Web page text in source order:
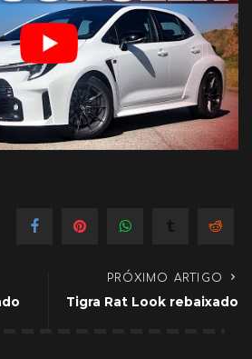
PRÓXIMO ARTIGO
Tigra Rat Look rebaixado